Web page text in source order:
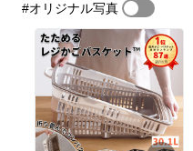
#オリジナル写真